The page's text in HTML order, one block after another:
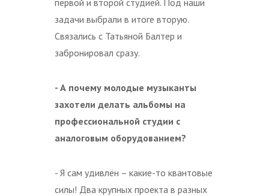
задачи выбрали в итоге вторую.
Связались с Татьяной Балтер и
забронировал сразу.
- А почему молодые музыканты
захотели делать альбомы на
профессиональной студии с
аналоговым оборудованием?
- Я сам удивлён – какие-то квантовые
силы! Два крупных проекта в разных